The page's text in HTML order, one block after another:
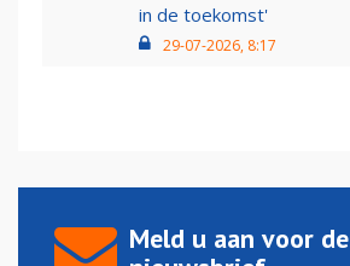
in de toekomst'
29-07-2026, 8:17
Meld u aan voor de